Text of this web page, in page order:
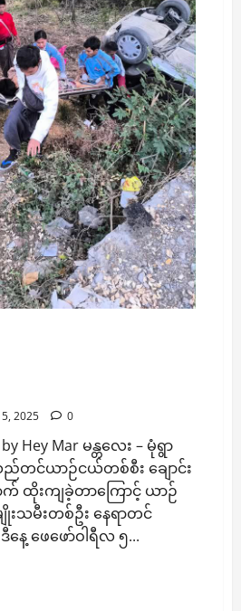
၊
2025 0
Hey Mar မန္တလေး – မုံရွာ
တင်ယာဉ်ငယ်တစ်စီး ချောင်း
ထိုးကျခဲ့တာကြောင့် ယာဉ်
းသမီးတစ်ဦး နေရာတင်
ေ့ ဖေဖော်ဝါရီလ ၅...